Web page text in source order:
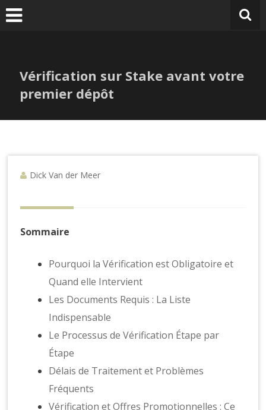
Ga
naar
Vérification sur Stake avant votre
premier dépôt
Dick Van der Meer
Sommaire
Pourquoi la Vérification est Obligatoire et
Quand elle Intervient
Les Documents Requis : La Liste
Indispensable
Le Processus de Vérification Étape par
Étape
Délais de Traitement et Problèmes
Fréquents
Vérification et Offres Promotionnelles : Ce